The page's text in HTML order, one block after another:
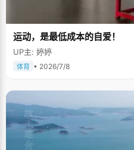
运动，是最低成本的自爱！
UP主: 婷婷
体育 • 2026/7/8